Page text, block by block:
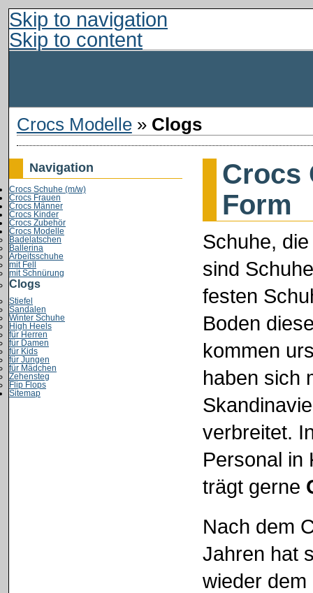
Skip to navigation
Skip to content
Crocs Modelle» Clogs
Navigation
Crocs Schuhe (m/w)
Crocs Frauen
Crocs Männer
Crocs Kinder
Crocs Zubehör
Crocs Modelle
Badelatschen
Ballerina
Arbeitsschuhe
mit Fell
mit Schnürung
Clogs
Stiefel
Sandalen
Winter Schuhe
High Heels
für Herren
für Damen
für Kids
für Jungen
für Mädchen
Zehensteg
Flip Flops
Sitemap
Crocs
Form
Schuhe,
sind
festen
Boden
kommen
haben sich
verbreitet.
Personal in
trägt gerne
Nach dem
Jahren hat
wieder dem